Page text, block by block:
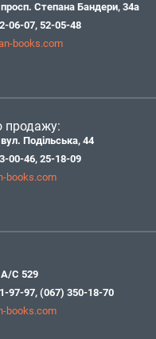
Степана Бандери, 34а
06-07, 52-05-48
books.com
продажу:
Подільська, 44
00-46, 25-18-09
books.com
А/С 529
97-97, (067) 350-18-70
books.com